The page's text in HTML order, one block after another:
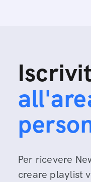
Per ricevere
creare playlist